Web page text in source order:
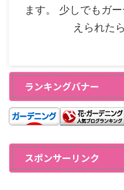
ます。 少しでもガ
えられた
ランキングバナー
スポンサーリンク